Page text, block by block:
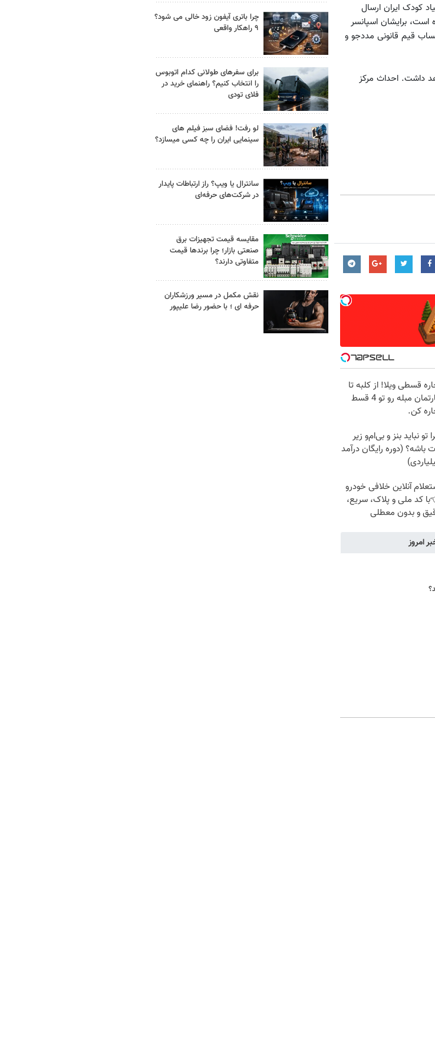
کودک ایران ارسال
است، برایشان اسپانسر
قیم قانونی مددجو و
داشت. احداث مرکز
قسطی ویلا! از کلبه تا
آپارتمان مبله رو تو 4 قسط
کن.
تو نباید بنز و بی‌ام‌و زیر
باشه؟ (دوره رایگان درآمد
آنلاین خلافی خودرو
کد ملی و پلاک، سریع،
و بدون معطلی
امروز
چرا باتری آیفون زود خالی می شود؟
۹ راهکار واقعی
برای سفرهای طولانی کدام اتوبوس
را انتخاب کنیم؟ راهنمای خرید در
فلای تودی
لو رفت! فضای سبز فیلم های
سینمایی ایران را چه کسی میسازد؟
سانترال یا ویپ؟ راز ارتباطات پایدار
در شرکت‌های حرفه‌ای
مقایسه قیمت تجهیزات برق
صنعتی بازار؛ چرا برندها قیمت
متفاوتی دارند؟
نقش مکمل در مسیر ورزشکاران
حرفه ای ؛ با حضور رضا علیپور